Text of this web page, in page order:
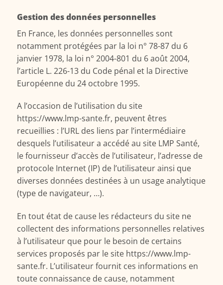
Gestion des données personnelles
En France, les données personnelles sont
notamment protégées par la loi n° 78-87 du 6
janvier 1978, la loi n° 2004-801 du 6 août 2004,
l’article L. 226-13 du Code pénal et la Directive
Européenne du 24 octobre 1995.
A l’occasion de l’utilisation du site
https://www.lmp-sante.fr, peuvent êtres
recueillies : l’URL des liens par l’intermédiaire
desquels l’utilisateur a accédé au site LMP Santé,
le fournisseur d’accès de l’utilisateur, l’adresse de
protocole Internet (IP) de l’utilisateur ainsi que
diverses données destinées à un usage analytique
(type de navigateur, …).
En tout état de cause les rédacteurs du site ne
collectent des informations personnelles relatives
à l’utilisateur que pour le besoin de certains
services proposés par le site https://www.lmp-
sante.fr. L’utilisateur fournit ces informations en
toute connaissance de cause, notamment